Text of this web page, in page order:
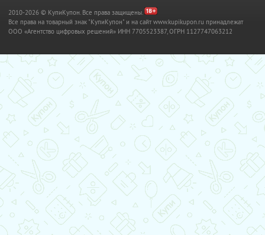
2010-2026 © КупиКупон. Все права защищены.
Все права на товарный знак "КупиКупон" и на сайт www.kupikupon.ru принадлежат
OOO «Агентство цифровых решений» ИНН 7705523387, ОГРН 1127747063212